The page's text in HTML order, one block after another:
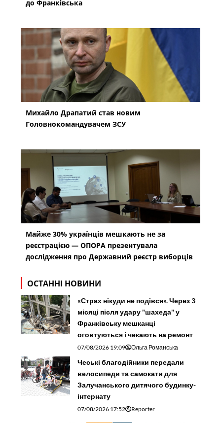
до Франківська
Михайло Драпатий став новим
Головнокомандувачем ЗСУ
Майже 30% українців мешкають не за
реєстрацією — ОПОРА презентувала
дослідження про Державний реєстр виборців
ОСТАННІ НОВИНИ
«Страх нікуди не подівся». Через 3
місяці після удару "шахеда" у
Франківську мешканці
оговтуються і чекають на ремонт
07/08/2026 19:09 Ольга Романська
Чеські благодійники передали
велосипеди та самокати для
Залучанського дитячого будинку-
інтернату
07/08/2026 17:52 Reporter